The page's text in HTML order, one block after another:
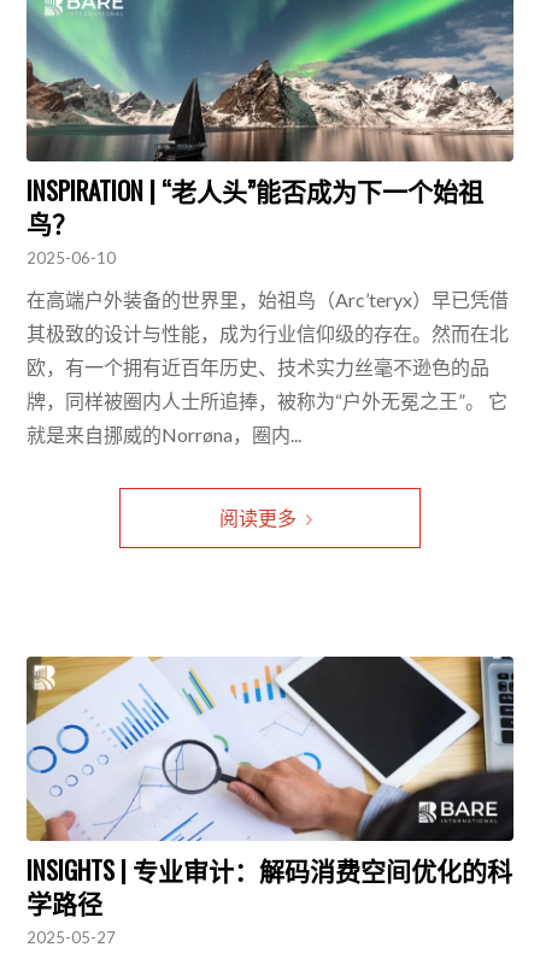
INSPIRATION | “老人头”能否成为下一个始祖
鸟？
2025-06-10
在高端户外装备的世界里，始祖鸟（Arc’teryx）早已凭借
其极致的设计与性能，成为行业信仰级的存在。然而在北
欧，有一个拥有近百年历史、技术实力丝毫不逊色的品
牌，同样被圈内人士所追捧，被称为“户外无冕之王”。 它
就是来自挪威的Norrøna，圈内...
阅读更多
INSIGHTS | 专业审计：解码消费空间优化的科
学路径
2025-05-27